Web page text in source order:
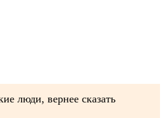
люди, вернее сказать